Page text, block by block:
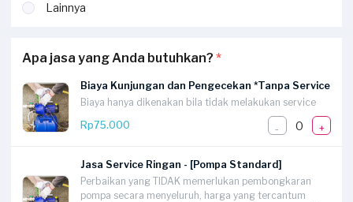
Lainnya
Apa jasa yang Anda butuhkan? *
Biaya Kunjungan dan Pengecekan *Tanpa Service
Biaya hanya dikenakan bila tidak melakukan service
Rp75.000
- 0 +
Jasa Service Ringan - [Pompa Standard]
Perbaikan yang TIDAK memerlukan pembongkaran
pompa secara menyeluruh, harga yang tercantum